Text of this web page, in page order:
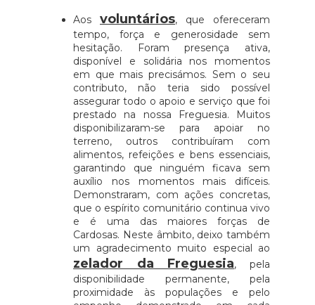
Aos voluntários, que ofereceram
tempo, força e generosidade sem
hesitação. Foram presença ativa,
disponível e solidária nos momentos
em que mais precisámos. Sem o seu
contributo, não teria sido possível
assegurar todo o apoio e serviço que foi
prestado na nossa Freguesia. Muitos
disponibilizaram-se para apoiar no
terreno, outros contribuíram com
alimentos, refeições e bens essenciais,
garantindo que ninguém ficava sem
auxílio nos momentos mais difíceis.
Demonstraram, com ações concretas,
que o espírito comunitário continua vivo
e é uma das maiores forças de
Cardosas. Neste âmbito, deixo também
um agradecimento muito especial ao
zelador da Freguesia, pela
disponibilidade permanente, pela
proximidade às populações e pelo